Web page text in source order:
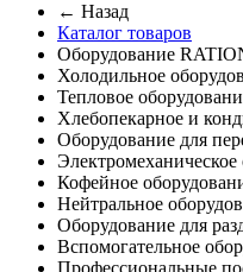
← Назад
Каталог товаров
Оборудование
Холодильное
Тепловое
Хлебопекарное и
Оборудование для
Электромеханическое
Кофейное
Нейтральное
Оборудование для
Вспомогательное
Профессиональные